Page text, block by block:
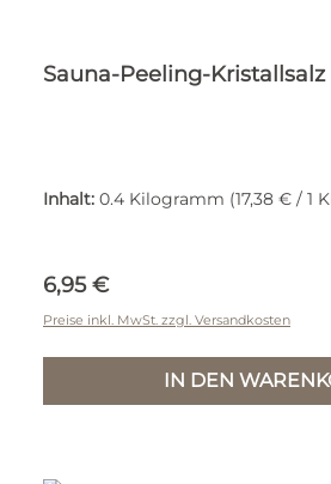
Sauna-Peeling-
Inhalt: 0.4 Kilogramm (17,38 € / 1
Regulärer Preis:
6,95 €
Preise inkl. MwSt. zzgl. Versandkosten
IN DEN